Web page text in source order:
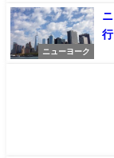
ニューヨーク